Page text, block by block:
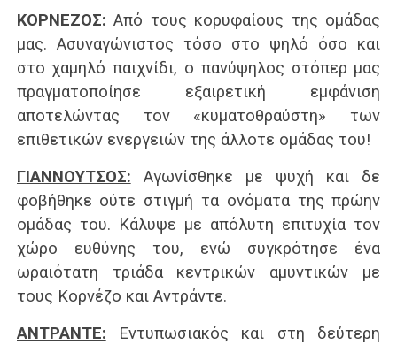
ΚΟΡΝΕΖΟΣ: Από τους κορυφαίους της ομάδας
μας. Ασυναγώνιστος τόσο στο ψηλό όσο και
στο χαμηλό παιχνίδι, ο πανύψηλος στόπερ μας
πραγματοποίησε εξαιρετική εμφάνιση
αποτελώντας τον «κυματοθραύστη» των
επιθετικών ενεργειών της άλλοτε ομάδας του!
ΓΙΑΝΝΟΥΤΣΟΣ: Αγωνίσθηκε με ψυχή και δε
φοβήθηκε ούτε στιγμή τα ονόματα της πρώην
ομάδας του. Κάλυψε με απόλυτη επιτυχία τον
χώρο ευθύνης του, ενώ συγκρότησε ένα
ωραιότατη τριάδα κεντρικών αμυντικών με
τους Κορνέζο και Αντράντε.
ΑΝΤΡΑΝΤΕ: Εντυπωσιακός και στη δεύτερη